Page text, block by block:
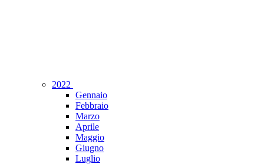
2022
Gennaio
Febbraio
Marzo
Aprile
Maggio
Giugno
Luglio